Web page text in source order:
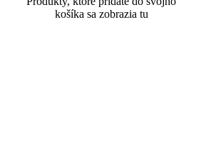
košíka sa zobrazia tu